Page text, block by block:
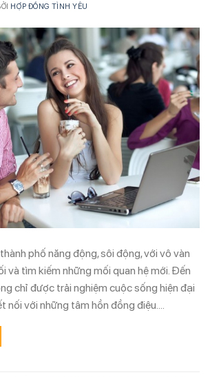
HỢP ĐỒNG TÌNH YÊU
phố năng động, sôi động, với vô vàn
và tìm kiếm những mối quan hệ mới. Đến
chỉ được trải nghiệm cuộc sống hiện đại
nối với những tâm hồn đồng điệu….